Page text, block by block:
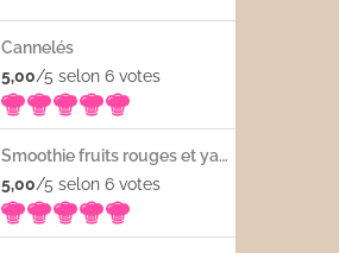
Cannelés
5,00/5 selon 6 votes
Smoothie fruits rouges et yaourt
5,00/5 selon 6 votes